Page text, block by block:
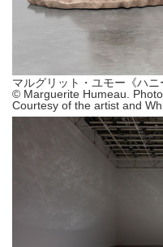
マルグリット・ユモー《ハ
© Marguerite Humeau.
Courtesy of the artist and